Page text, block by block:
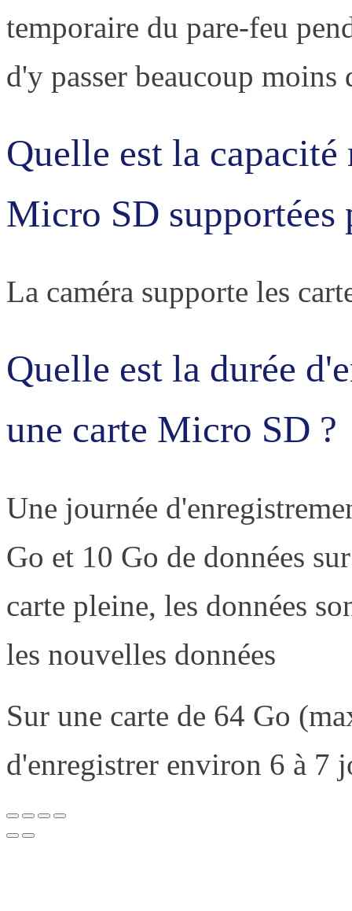
temporaire du pare-feu
d'y passer beaucoup moins
Quelle est la
Micro SD supportées
La caméra supporte les
Quelle est la durée
une carte Micro SD ?
Une journée
Go et 10 Go de données
carte pleine, les données
les nouvelles données
Sur une carte de 64 Go
d'enregistrer environ 6 à 7